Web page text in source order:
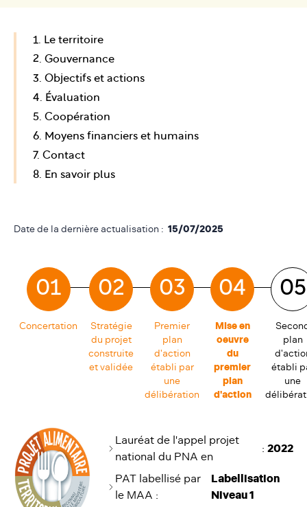
1. Le territoire
2. Gouvernance
3. Objectifs et actions
4. Évaluation
5. Coopération
6. Moyens financiers et humains
7. Contact
8. En savoir plus
Date de la dernière actualisation : 15/07/2025
01
Concertation
02
Stratégie
du projet
construite
et validée
03
Premier
plan
d'action
établi par
une
délibération
04
Mise en
oeuvre
du
premier
plan
d'action
05
plan
établi
une
Lauréat de l'appel projet
national du PNA en
: 2022
PAT labellisé par
le MAA :
Labellisation
Niveau 1